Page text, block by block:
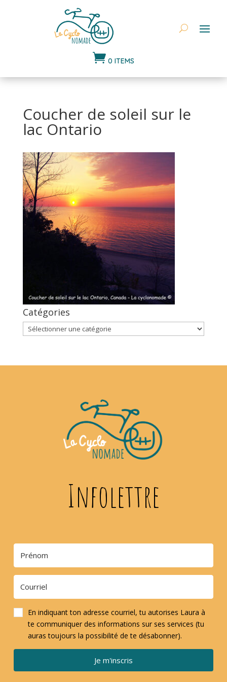
 0 ITEMS
Coucher de soleil sur le
lac Ontario
Catégories
Catégories
Infolettre
En indiquant ton adresse courriel, tu autorises Laura à
te communiquer des informations sur ses services (tu
auras toujours la possibilité de te désabonner).
Je m'inscris